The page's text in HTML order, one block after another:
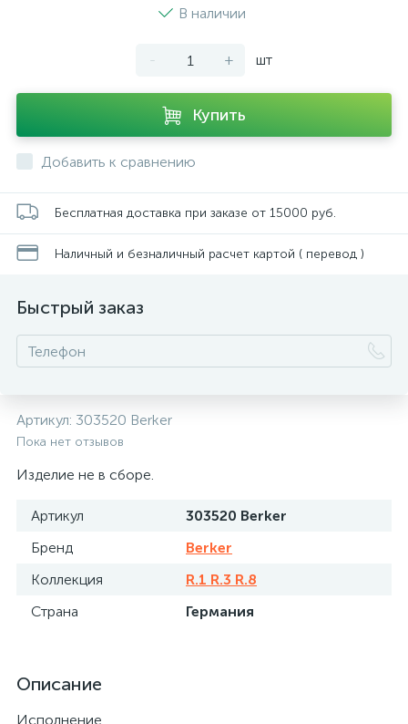
В наличии
- + шт
Купить
Добавить к сравнению
Бесплатная доставка при заказе от 15000 руб.
Наличный и безналичный расчет картой ( перевод )
Быстрый заказ
Артикул: 303520 Berker
Пока нет отзывов
Изделие не в сборе.
Артикул
303520 Berker
Бренд
Berker
Коллекция
R.1 R.3 R.8
Страна
Германия
Описание
Исполнение